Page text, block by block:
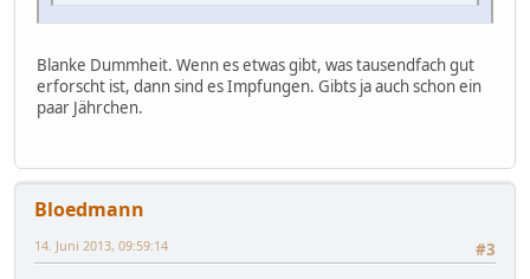
Blanke Dummheit. Wenn es etwas gibt, was tausendfach gut
erforscht ist, dann sind es Impfungen. Gibts ja auch schon ein
paar Jährchen.
Bloedmann
#3
14. Juni 2013, 09:59:14